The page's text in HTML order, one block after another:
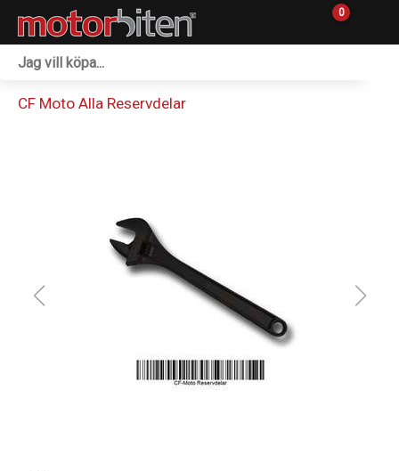
0
Reservdelar
Sprängskisser
CF Moto Alla Reservdelar